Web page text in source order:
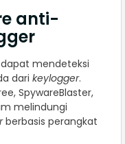
anti-
mendeteksi
dari keylogger.
SpywareBlaster,
melindungi
berbasis perangkat